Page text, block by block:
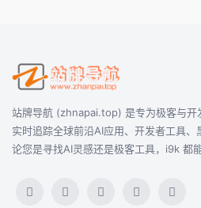
站牌导航 (zhnapai.top) 是专为极客与开
实时追踪全球前沿AI应用、开发者工具
论您是寻找AI灵感还是极客工具，i9k 都